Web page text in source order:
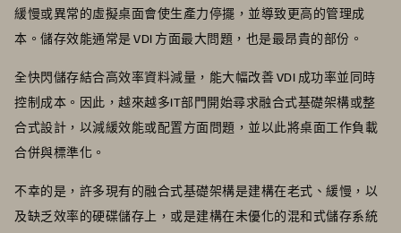
緩慢或異常的虛擬桌面會使生產力停擺，並導致更高的管理成
本。儲存效能通常是 VDI 方面最大問題，也是最昂貴的部份。
全快閃儲存結合高效率資料減量，能大幅改善 VDI 成功率並同時
控制成本。因此，越來越多IT部門開始尋求融合式基礎架構或整
合式設計，以減緩效能或配置方面問題，並以此將桌面工作負載
合併與標準化。
不幸的是，許多現有的融合式基礎架構是建構在老式、緩慢，以
及缺乏效率的硬碟儲存上，或是建構在未優化的混和式儲存系統